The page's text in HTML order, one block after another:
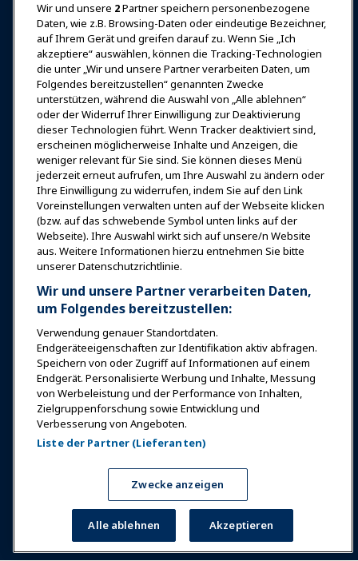
Anmelden Jetzt beitreten
Auszeichnungen Karrieren
Kontakt
Expos & Veranstaltungen
News & Funwelt
Bildung
Sicherheit & Schutz
Plädoyer
Forschung & Berichte
Über IAAPA
Partner
Copyright © 2026 Internationaler Verband der
Vergnügungsparks und Attraktionen. Alle Rechte
vorbehalten.
Datenschutzerklärung
Nutzungsbedingungen
Hinweis zur Übersetzung
Voreinstellungen verwalten
Wir und unsere 2Partner speichern personenbezogene
Daten, wie z.B. Browsing-Daten oder eindeutige Bezeichner,
auf Ihrem Gerät und greifen darauf zu. Wenn Sie „Ich
akzeptiere“ auswählen, können die Tracking-Technologien
die unter „Wir und unsere Partner verarbeiten Daten, um
Folgendes bereitzustellen“ genannten Zwecke
unterstützen, während die Auswahl von „Alle ablehnen“
oder der Widerruf Ihrer Einwilligung zur Deaktivierung
dieser Technologien führt. Wenn Tracker deaktiviert sind,
erscheinen möglicherweise Inhalte und Anzeigen, die
weniger relevant für Sie sind. Sie können dieses Menü
jederzeit erneut aufrufen, um Ihre Auswahl zu ändern oder
Ihre Einwilligung zu widerrufen, indem Sie auf den Link
Voreinstellungen verwalten unten auf der Webseite klicken
(bzw. auf das schwebende Symbol unten links auf der
Webseite). Ihre Auswahl wirkt sich auf unsere/n Website
aus. Weitere Informationen hierzu entnehmen Sie bitte
unserer Datenschutzrichtlinie.
Wir und unsere Partner verarbeiten Daten,
um Folgendes bereitzustellen:
Verwendung genauer Standortdaten.
Endgeräteeigenschaften zur Identifikation aktiv abfragen.
Speichern von oder Zugriff auf Informationen auf einem
Endgerät. Personalisierte Werbung und Inhalte, Messung
von Werbeleistung und der Performance von Inhalten,
Zielgruppenforschung sowie Entwicklung und
Verbesserung von Angeboten.
Liste der Partner (Lieferanten)
Zwecke anzeigen
Alle ablehnen Akzeptieren